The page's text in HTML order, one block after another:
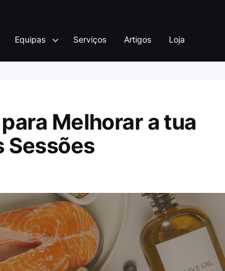
Equipas Serviços Artigos Loja
Melhorar a tua
Sessões